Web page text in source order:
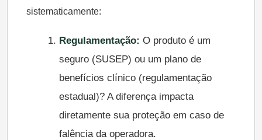
sistematicamente:
Regulamentação: O produto é um
seguro (SUSEP) ou um plano de
benefícios clínico (regulamentação
estadual)? A diferença impacta
diretamente sua proteção em caso de
falência da operadora.